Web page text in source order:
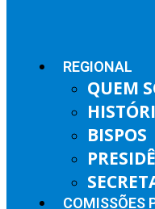
REGIONAL
QUEM
BISPOS
COMISSÕES